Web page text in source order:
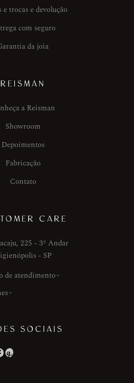
e trocas e devolução
com seguro
da joia
REISMAN
a Reisman
Showroom
Depoimentos
Fabricação
Contato
CARE
225 - 3º Andar
- SP
de atendimento
SOCIAIS